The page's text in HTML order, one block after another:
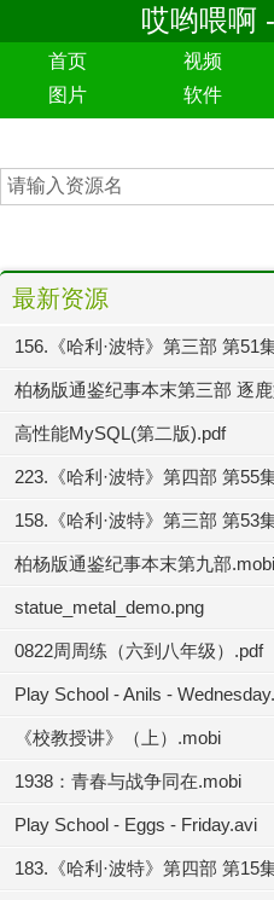
哎哟喂啊
首页 视频
图片
软件
最新资源
156.《哈利·波特》第三部 第51
柏杨版通鉴纪事本末第三部 逐
高性能MySQL(第二版).pdf
223.《哈利·波特》第四部 第55
158.《哈利·波特》第三部 第53
柏杨版通鉴纪事本末第九部.mobi
statue_metal_demo.png
0822周周练（六到八年级）.pdf
Play School - Anils -
《校教授讲》（上）.mobi
1938：青春与战争同在.mobi
Play School - Eggs - Friday.avi
183.《哈利·波特》第四部 第15